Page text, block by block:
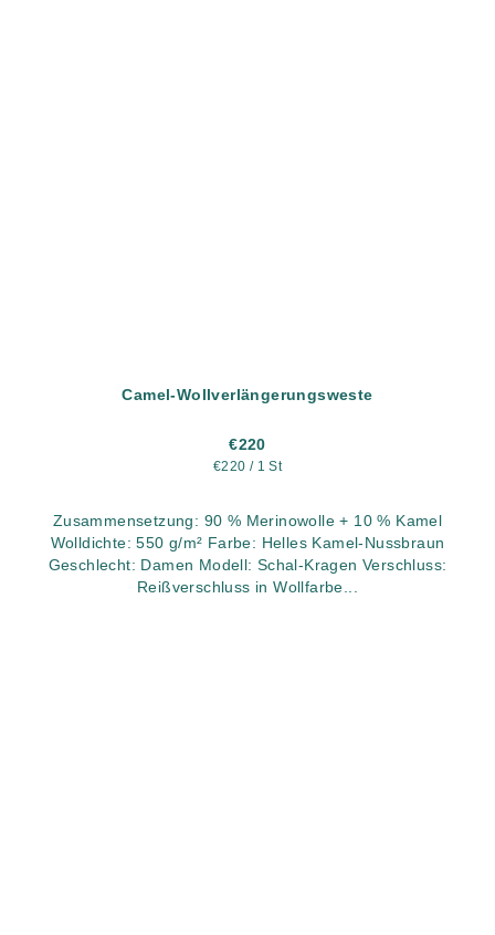
Camel-Wollverlängerungsweste
€220
Verkaufspreis:
€220 / 1 St
Zusammensetzung: 90 % Merinowolle + 10 % Kamel
Wolldichte: 550 g/m² Farbe: Helles Kamel-Nussbraun
Geschlecht: Damen Modell: Schal-Kragen Verschluss:
Reißverschluss in Wollfarbe...